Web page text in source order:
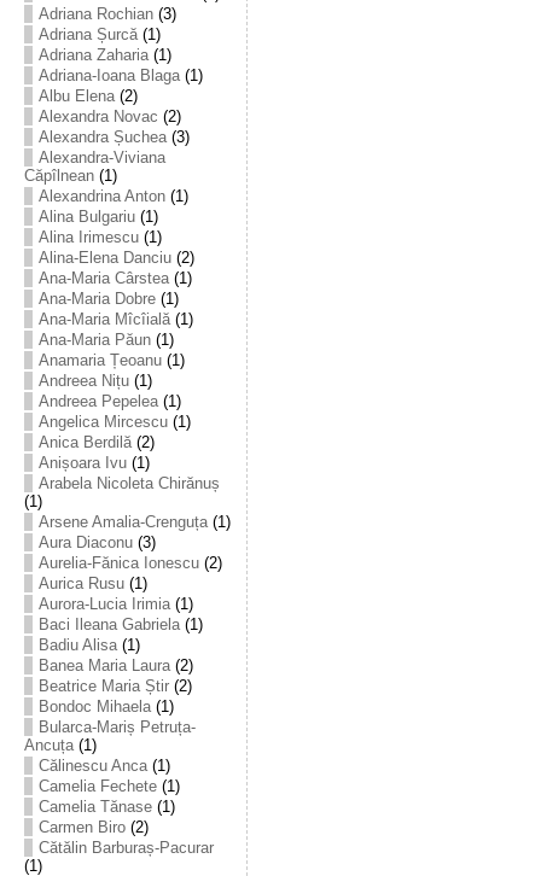
Adriana Rochian(3)
Adriana Șurcă(1)
Adriana Zaharia(1)
Adriana-Ioana Blaga(1)
Albu Elena(2)
Alexandra Novac (2)
Alexandra Șuchea(3)
Alexandra-Viviana
Căpîlnean(1)
Alexandrina Anton(1)
Alina Bulgariu(1)
Alina Irimescu(1)
Alina-Elena Danciu(2)
Ana-Maria Cârstea(1)
Ana-Maria Dobre(1)
Ana-Maria Mîcîială(1)
Ana-Maria Păun(1)
Anamaria Țeoanu(1)
Andreea Nițu(1)
Andreea Pepelea(1)
Angelica Mircescu(1)
Anica Berdilă(2)
Anișoara Ivu(1)
Arabela Nicoleta Chirănuș
(1)
Arsene Amalia-Crenguța(1)
Aura Diaconu(3)
Aurelia-Fănica Ionescu(2)
Aurica Rusu(1)
Aurora-Lucia Irimia(1)
Baci Ileana Gabriela(1)
Badiu Alisa(1)
Banea Maria Laura(2)
Beatrice Maria Știr(2)
Bondoc Mihaela(1)
Bularca-Mariș Petruța-
Ancuța(1)
Călinescu Anca(1)
Camelia Fechete(1)
Camelia Tănase(1)
Carmen Biro(2)
Cătălin Barburaș-Pacurar
(1)